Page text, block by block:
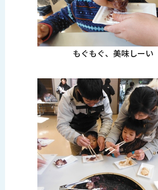
もぐもぐ、美味しーい